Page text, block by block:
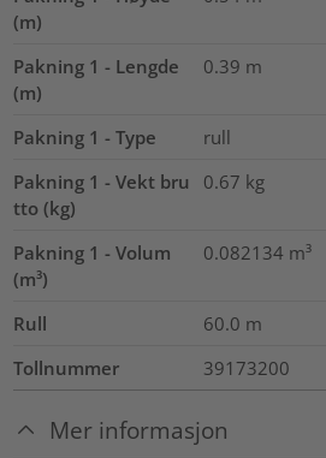
(m)
Pakning 1 - Lengde
(m)
0.39 m
Pakning 1 - Type
rull
Pakning 1 - Vekt bru
tto (kg)
0.67 kg
Pakning 1 - Volum
(m³)
0.082134 m³
Rull 60.0 m
Tollnummer
39173200
Mer informasjon